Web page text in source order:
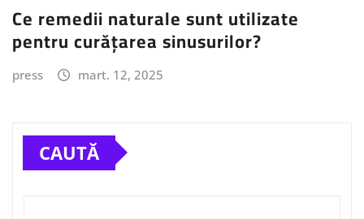
Ce remedii naturale sunt utilizate
pentru curățarea sinusurilor?
press mart. 12, 2025
CAUTĂ